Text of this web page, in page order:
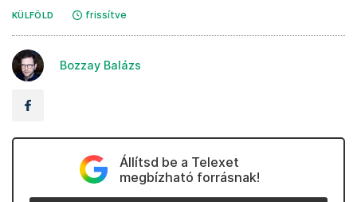
KÜLFÖLD frissítve
Bozzay Balázs
Állítsd be a Telexet
megbízható forrásnak!